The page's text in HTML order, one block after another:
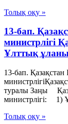
Толық оқу »
13-бап.
министрлігі
Ұлттық
13-бап.
туралы Заңы
министрлігі: 1)
Толық оқу »